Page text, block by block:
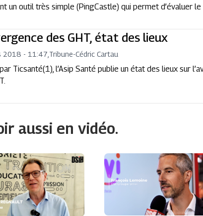
un outil très simple (PingCastle) qui permet d’évaluer le
des GHT, état des lieux
2018 - 11:47 Tribune-Cédric Cartau
Ticsanté(1), l’Asip Santé publie un état des lieux sur
aussi en vidéo.